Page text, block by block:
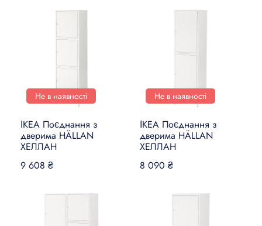
Не в наявності
ІКЕА Поєднання з
дверима HÄLLAN
ХЕЛЛАН
9 608 ₴
Не в наявності
ІКЕА Поєднання з
дверима HÄLLAN
ХЕЛЛАН
8 090 ₴